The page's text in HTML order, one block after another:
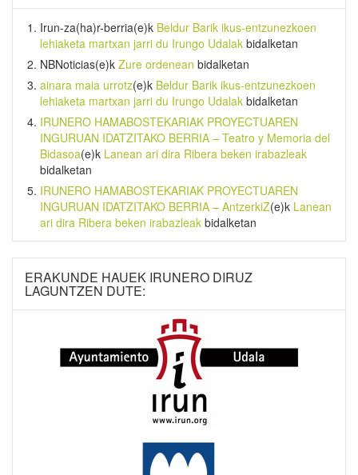
Irun-za(ha)r-berria(e)k Beldur Barik ikus-entzunezkoen
lehiaketa martxan jarri du Irungo Udalak bidalketan
NBNoticias(e)k Zure ordenean bidalketan
ainara maia urrotz(e)k Beldur Barik ikus-entzunezkoen
lehiaketa martxan jarri du Irungo Udalak bidalketan
IRUNERO HAMABOSTEKARIAK PROYECTUAREN
INGURUAN IDATZITAKO BERRIA – Teatro y Memoria del
Bidasoa(e)k Lanean ari dira Ribera beken irabazleak
bidalketan
IRUNERO HAMABOSTEKARIAK PROYECTUAREN
INGURUAN IDATZITAKO BERRIA – AntzerkiZ(e)k Lanean
ari dira Ribera beken irabazleak bidalketan
ERAKUNDE HAUEK IRUNERO DIRUZ
LAGUNTZEN DUTE: